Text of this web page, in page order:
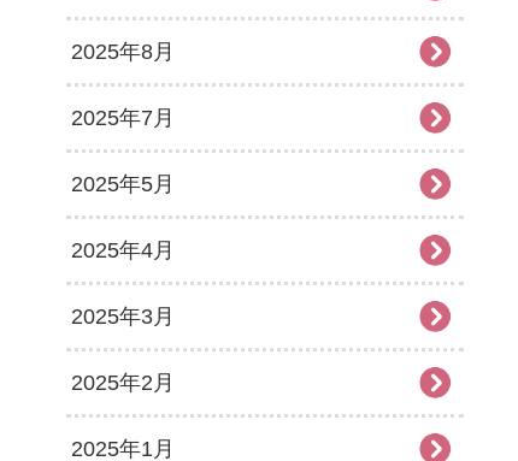
2025年8月
2025年7月
2025年5月
2025年4月
2025年3月
2025年2月
2025年1月